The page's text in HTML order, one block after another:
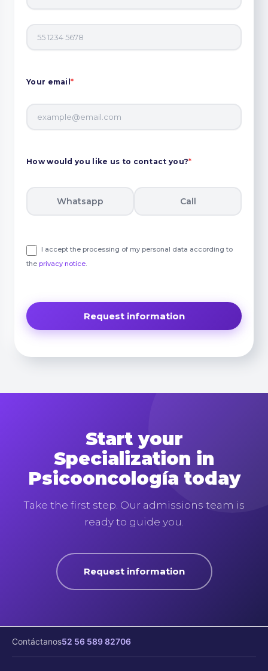
Your email*
How would you like us to contact you?*
Whatsapp Call
I accept the processing of my personal data according to
the privacy notice.
Start your
Specialization in
Psicooncología today
Take the first step. Our admissions team is
ready to guide you.
Request information
Contáctanos52 56 589 82706